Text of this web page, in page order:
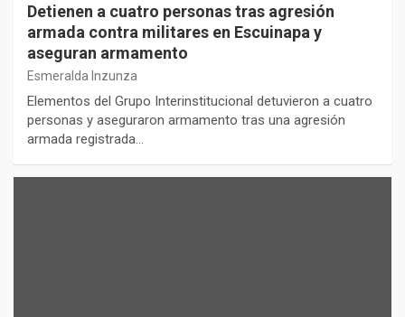
Detienen a cuatro personas tras agresión
armada contra militares en Escuinapa y
aseguran armamento
Esmeralda Inzunza
Elementos del Grupo Interinstitucional detuvieron a cuatro
personas y aseguraron armamento tras una agresión
armada registrada…